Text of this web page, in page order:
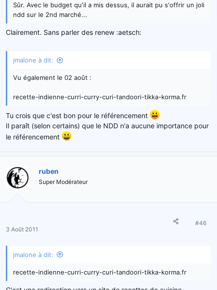
Sûr. Avec le budget qu'il a mis dessus, il aurait pu s'offrir un joli
ndd sur le 2nd marché...
Clairement. Sans parler des renew :aetsch:
jmalone à dit:
Vu également le 02 août :
recette-indienne-curri-curry-curi-tandoori-tikka-korma.fr
Tu crois que c'est bon pour le référencement
Il paraît (selon certains) que le NDD n'a aucune importance pour
le référencement
ruben
Super Modérateur
3 Août 2011
#46
jmalone à dit:
recette-indienne-curri-curry-curi-tandoori-tikka-korma.fr